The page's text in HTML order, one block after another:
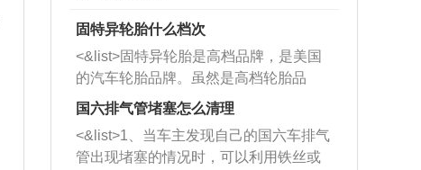
固特异轮胎什么档次
<&list>固特异轮胎是高档品牌，是美国
的汽车轮胎品牌。虽然是高档轮胎品
牌，但是中高低端的轮胎都有生产，这
也是为了更好的开拓市场。
国六排气管堵塞怎么清理
<&list>1、当车主发现自己的国六车排气
管出现堵塞的情况时，可以利用铁丝或